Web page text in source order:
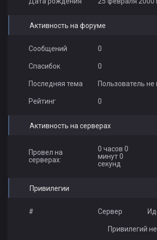
Активность на форуме
Сообщений 0
Спасибок 0
Последняя тема Пользователь
Рейтинг 0
Активность на серверах
Провел на
серверах:
0 часов 0
минут 0
секунд
Привилегии
# Сервер
Привилегий